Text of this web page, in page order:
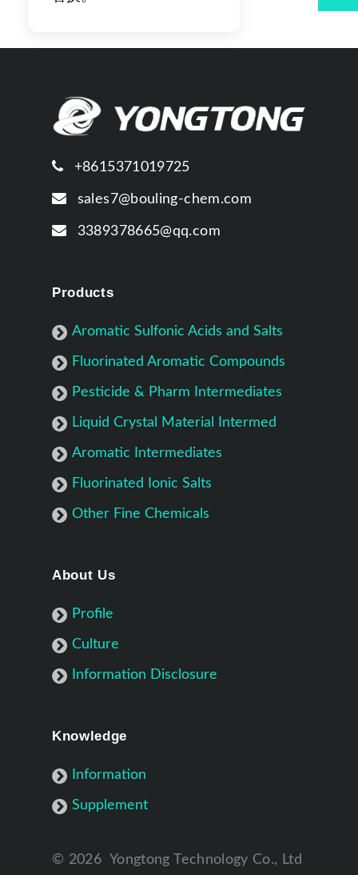
+8615371019725
sales7@bouling-chem.com
3389378665@qq.com
Products
Aromatic Sulfonic Acids and Salts
Fluorinated Aromatic Compounds
Pesticide & Pharm Intermediates
Liquid Crystal Material Intermed
Aromatic Intermediates
Fluorinated Ionic Salts
Other Fine Chemicals
About Us
Profile
Culture
Information Disclosure
Knowledge
Information
Supplement
© 2026 Yongtong Technology Co., Ltd